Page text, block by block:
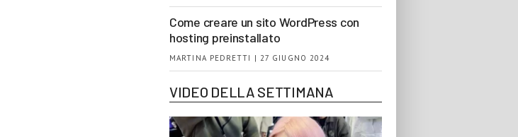
Come creare un sito WordPress con
hosting preinstallato
MARTINA PEDRETTI | 27 GIUGNO 2024
VIDEO DELLA SETTIMANA